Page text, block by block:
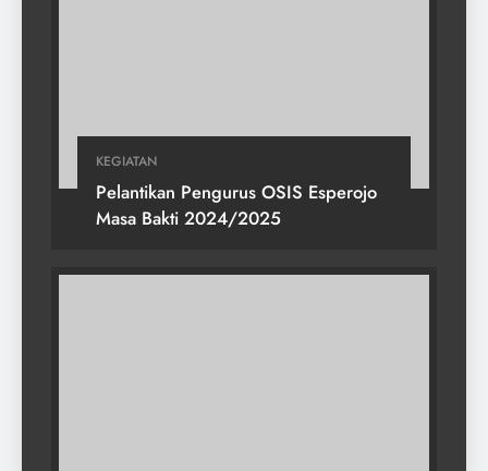
KEGIATAN
Pelantikan Pengurus OSIS Esperojo
Masa Bakti 2024/2025